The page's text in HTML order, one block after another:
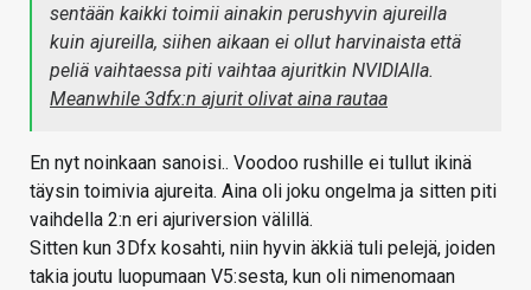
sentään kaikki toimii ainakin perushyvin ajureilla
kuin ajureilla, siihen aikaan ei ollut harvinaista että
peliä vaihtaessa piti vaihtaa ajuritkin NVIDIAlla.
Meanwhile 3dfx:n ajurit olivat aina rautaa
En nyt noinkaan sanoisi.. Voodoo rushille ei tullut ikinä
täysin toimivia ajureita. Aina oli joku ongelma ja sitten piti
vaihdella 2:n eri ajuriversion välillä.
Sitten kun 3Dfx kosahti, niin hyvin äkkiä tuli pelejä, joiden
takia joutu luopumaan V5:sesta, kun oli nimenomaan